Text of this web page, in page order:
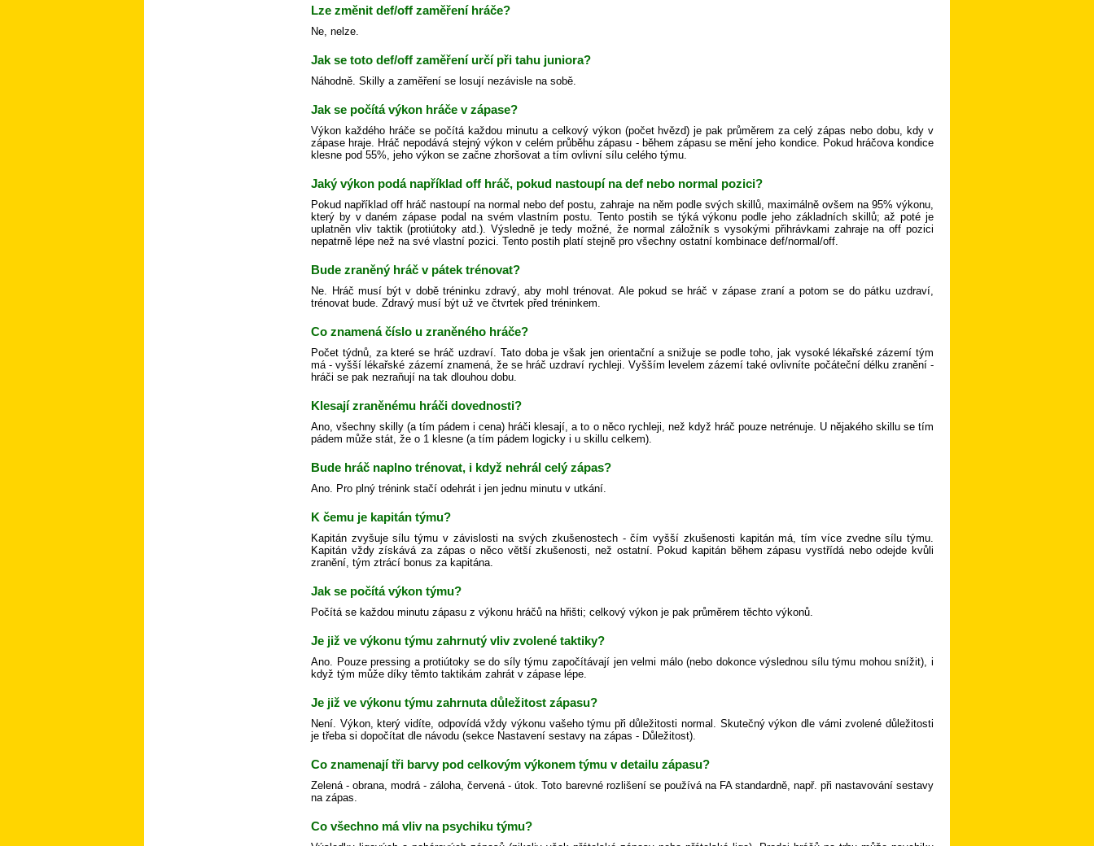
Lze změnit def/off zaměření hráče?
Ne, nelze.
Jak se toto def/off zaměření určí při tahu juniora?
Náhodně. Skilly a zaměření se losují nezávisle na sobě.
Jak se počítá výkon hráče v zápase?
Výkon každého hráče se počítá každou minutu a celkový výkon (počet hvězd) je pak průměrem za celý zápas nebo dobu, kdy v
zápase hraje. Hráč nepodává stejný výkon v celém průběhu zápasu - během zápasu se mění jeho kondice. Pokud hráčova kondice
klesne pod 55%, jeho výkon se začne zhoršovat a tím ovlivní sílu celého týmu.
Jaký výkon podá například off hráč, pokud nastoupí na def nebo normal pozici?
Pokud například off hráč nastoupí na normal nebo def postu, zahraje na něm podle svých skillů, maximálně ovšem na 95% výkonu,
který by v daném zápase podal na svém vlastním postu. Tento postih se týká výkonu podle jeho základních skillů; až poté je
uplatněn vliv taktik (protiútoky atd.). Výsledně je tedy možné, že normal záložník s vysokými přihrávkami zahraje na off pozici
nepatrně lépe než na své vlastní pozici. Tento postih platí stejně pro všechny ostatní kombinace def/normal/off.
Bude zraněný hráč v pátek trénovat?
Ne. Hráč musí být v době tréninku zdravý, aby mohl trénovat. Ale pokud se hráč v zápase zraní a potom se do pátku uzdraví,
trénovat bude. Zdravý musí být už ve čtvrtek před tréninkem.
Co znamená číslo u zraněného hráče?
Počet týdnů, za které se hráč uzdraví. Tato doba je však jen orientační a snižuje se podle toho, jak vysoké lékařské zázemí tým
má - vyšší lékařské zázemí znamená, že se hráč uzdraví rychleji. Vyšším levelem zázemí také ovlivníte počáteční délku zranění -
hráči se pak nezraňují na tak dlouhou dobu.
Klesají zraněnému hráči dovednosti?
Ano, všechny skilly (a tím pádem i cena) hráči klesají, a to o něco rychleji, než když hráč pouze netrénuje. U nějakého skillu se tím
pádem může stát, že o 1 klesne (a tím pádem logicky i u skillu celkem).
Bude hráč naplno trénovat, i když nehrál celý zápas?
Ano. Pro plný trénink stačí odehrát i jen jednu minutu v utkání.
K čemu je kapitán týmu?
Kapitán zvyšuje sílu týmu v závislosti na svých zkušenostech - čím vyšší zkušenosti kapitán má, tím více zvedne sílu týmu.
Kapitán vždy získává za zápas o něco větší zkušenosti, než ostatní. Pokud kapitán během zápasu vystřídá nebo odejde kvůli
zranění, tým ztrácí bonus za kapitána.
Jak se počítá výkon týmu?
Počítá se každou minutu zápasu z výkonu hráčů na hřišti; celkový výkon je pak průměrem těchto výkonů.
Je již ve výkonu týmu zahrnutý vliv zvolené taktiky?
Ano. Pouze pressing a protiútoky se do síly týmu započítávají jen velmi málo (nebo dokonce výslednou sílu týmu mohou snížit), i
když tým může díky těmto taktikám zahrát v zápase lépe.
Je již ve výkonu týmu zahrnuta důležitost zápasu?
Není. Výkon, který vidíte, odpovídá vždy výkonu vašeho týmu při důležitosti normal. Skutečný výkon dle vámi zvolené důležitosti
je třeba si dopočítat dle návodu (sekce Nastavení sestavy na zápas - Důležitost).
Co znamenají tři barvy pod celkovým výkonem týmu v detailu zápasu?
Zelená - obrana, modrá - záloha, červená - útok. Toto barevné rozlišení se používá na FA standardně, např. při nastavování sestavy
na zápas.
Co všechno má vliv na psychiku týmu?